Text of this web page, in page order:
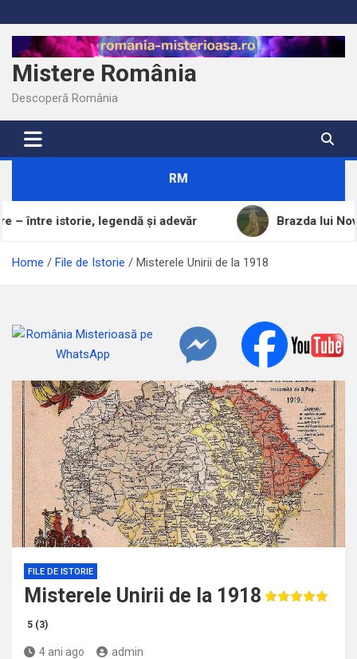
to
content
Mistere România
Descoperă România
RM
legendă și adevăr Brazda lui Novac, una
Home File de Istorie Misterele Unirii de la 1918
FILE DE ISTORIE
Misterele Unirii de la 1918
5 (3)
4 ani ago admin